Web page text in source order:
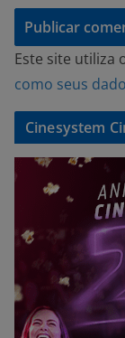
Este site utiliza
como seus
Cinesystem